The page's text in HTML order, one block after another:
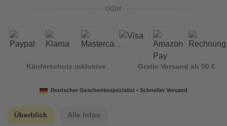
oder
Käuferschutz inklusive Gratis Versand ab 50 €
Deutscher Geschenkespezialist • Schneller Versand
Überblick Alle Infos